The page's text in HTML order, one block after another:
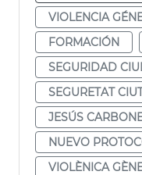
VIOLENCIA
FORMACIÓN
SEGURIDAD
SEGURETAT
JESÚS
NUEVO
VIOLÈNICA